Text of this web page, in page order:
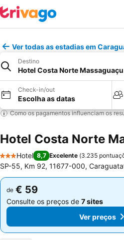
Ver todas as estadias em
Destino
Hotel Costa Norte Massaguaçu
Check-in/out
Escolha as datas
Como os pagamentos influenciam os
Hotel Costa Norte
3 Estrelas
Hotel 8,7 Excelente (3.235
SP-55, Km 92, 11677-000,
de € 59
Consulte os preços de 7 sites
Ver preços
de € 59
Consulte os preços de 7 sites
Ver preços